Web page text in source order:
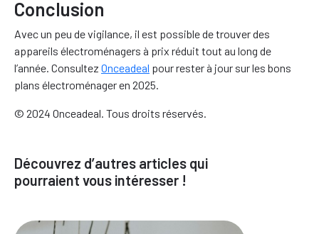
Conclusion
Avec un peu de vigilance, il est possible de trouver des
appareils électroménagers à prix réduit tout au long de
l’année. Consultez Onceadeal pour rester à jour sur les bons
plans électroménager en 2025.
© 2024 Onceadeal. Tous droits réservés.
Découvrez d’autres articles qui
pourraient vous intéresser !